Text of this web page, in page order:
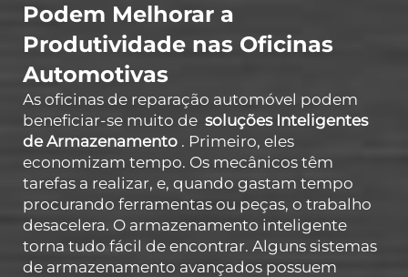
Podem Melhorar a
Produtividade nas Oficinas
Automotivas
As oficinas de reparação automóvel podem
beneficiar-se muito de soluções Inteligentes
de Armazenamento . Primeiro, eles
economizam tempo. Os mecânicos têm
tarefas a realizar, e, quando gastam tempo
procurando ferramentas ou peças, o trabalho
desacelera. O armazenamento inteligente
torna tudo fácil de encontrar. Alguns sistemas
de armazenamento avançados possuem